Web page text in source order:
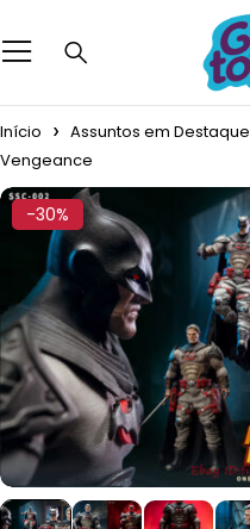
Início Assuntos em Destaque
Vengeance
-30%